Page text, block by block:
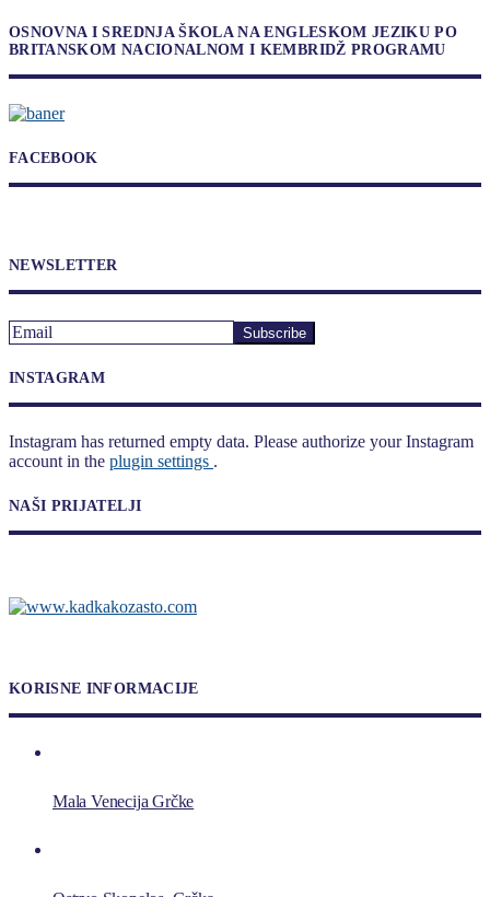
OSNOVNA I SREDNJA ŠKOLA NA ENGLESKOM JEZIKU PO
BRITANSKOM NACIONALNOM I KEMBRIDŽ PROGRAMU
FACEBOOK
NEWSLETTER
INSTAGRAM
Instagram has returned empty data. Please authorize your Instagram
account in the plugin settings .
NAŠI PRIJATELJI
KORISNE INFORMACIJE
Mala Venecija Grčke